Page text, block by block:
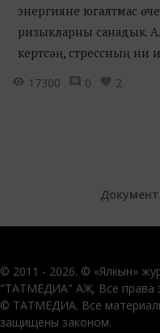
энергияне югалтмас
ризыкларны санадык.
кертсәң, стрессның ни
17300
0 2
© 2011 - 2026. © «Ялкын»
"ТАТМЕДИА" АҖ. Все права
© ТАТМЕДИА. Все
защищены законом.